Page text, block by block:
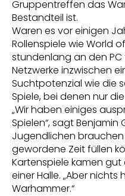
Gruppentreffen das
Bestandteil ist.
Waren es vor einigen
Rollenspiele wie World
stundenlang an den PC
Netzwerke inzwischen
Suchtpotenzial wie die
Spiele, bei denen nur
„Wir haben einiges
Spielen“, sagt Benjamin
Jugendlichen
gewordene Zeit füllen
Kartenspiele kamen
einer Halle. „Aber
Warhammer.“